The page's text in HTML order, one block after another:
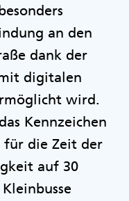
an den
dank der
digitalen
wird.
Kennzeichen
für die Zeit der
auf 30